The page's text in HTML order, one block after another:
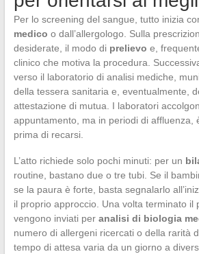
Per lo screening del sangue, tutto inizia
medico o dall’allergologo. Sulla
desiderate, il modo di prelievo e,
clinico che motiva la procedura.
verso il laboratorio di analisi mediche,
della tessera sanitaria e, eventualmente,
attestazione di mutua. I laboratori
appuntamento, ma in periodi di affluenza,
prima di recarsi.
L’atto richiede solo pochi minuti: per un
routine, bastano due o tre tubi. Se il
se la paura è forte, basta segnalarlo
il proprio approccio. Una volta terminato il
vengono inviati per analisi di biologia
numero di allergeni ricercati o della rarità
tempo di attesa varia da un giorno a